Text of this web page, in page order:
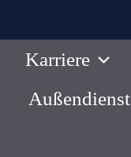
Karriere
Außendienst